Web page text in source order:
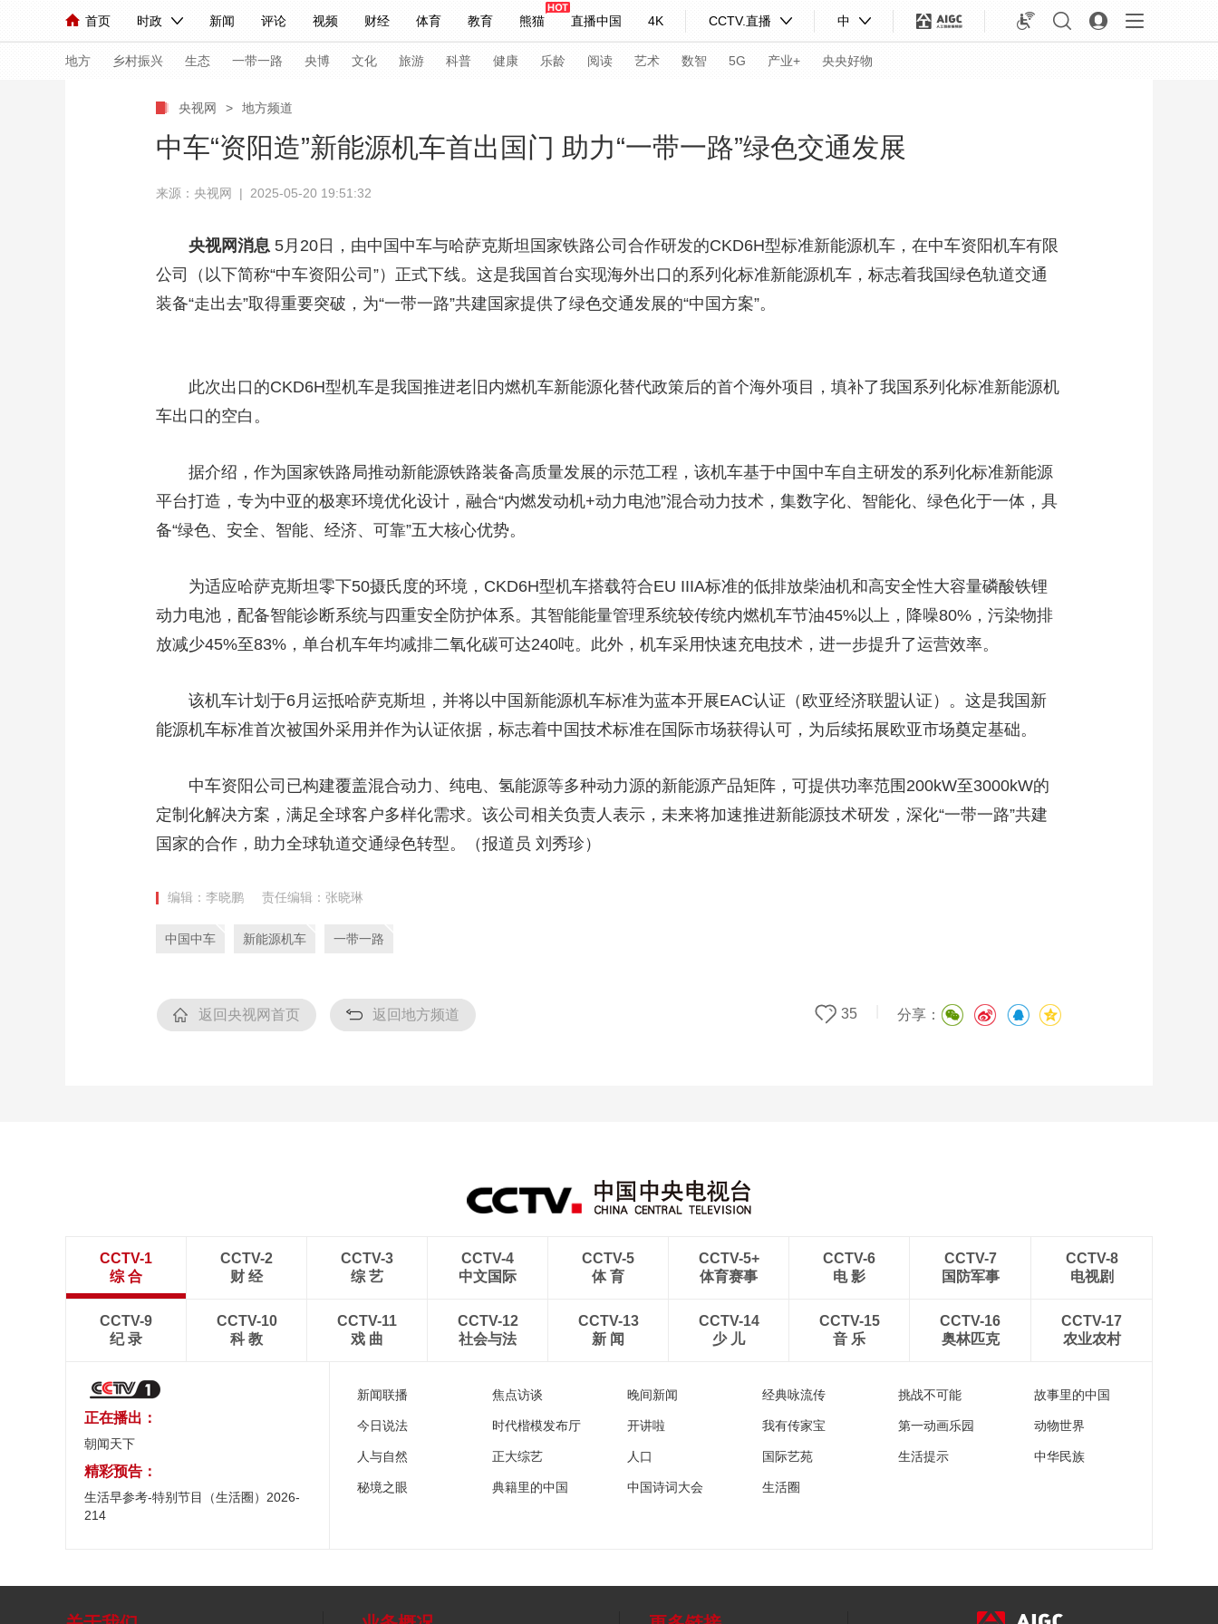
首页 时政 新闻 评论 视频 财经 体育 教育 熊猫 直播中国 4K CCTV.直播 中
人民领袖习近平 联播+ 中国领导人 央视快评 习式妙语 热解读 天天学习
直播 栏目大全 节目单 听音 微视频 主持人 下载央视影音
海外频道 iPanda English Монгол
地方 乡村振兴 生态 一带一路 央博 文化 旅游 科普 健康 乐龄 阅读 艺术 数智 5G 产业+ 央央好物
联播+ 热解读 天天学习 习式妙语 央视快评 央视网评 光华锐评 锋面
小央视频 小央直播 直播中国 熊猫频道 VR/AR 4K专区 全景新闻
前线 比划 快看 蓝海中国 新兵请入列 人生第一次 人生第二次
CCTV奥林匹克频道 生活体育大会 体育江湖 文化体育 冰雪道路 足球道路
大国展会 大国保险 云顶对话 云起 超级工厂 智敬中国 全民健康 颜选攻略 海洋 时尚 天气 才艺 网展 央央好物
直播 节目单 栏目 片库 热播榜 总台企业白名单
央视网 > 地方频道
中车“资阳造”新能源机车首出国门 助力“一带一路”绿色交通发展
来源：央视网 | 2025-05-20 19:51:32
央视网消息 5月20日，由中国中车与哈萨克斯坦国家铁路公司合作研发的CKD6H型标准新能源机车，在中车资阳机车有限
公司（以下简称“中车资阳公司”）正式下线。这是我国首台实现海外出口的系列化标准新能源机车，标志着我国绿色轨道交通
装备“走出去”取得重要突破，为“一带一路”共建国家提供了绿色交通发展的“中国方案”。
此次出口的CKD6H型机车是我国推进老旧内燃机车新能源化替代政策后的首个海外项目，填补了我国系列化标准新能源机
车出口的空白。
据介绍，作为国家铁路局推动新能源铁路装备高质量发展的示范工程，该机车基于中国中车自主研发的系列化标准新能源
平台打造，专为中亚的极寒环境优化设计，融合“内燃发动机+动力电池”混合动力技术，集数字化、智能化、绿色化于一体，具
备“绿色、安全、智能、经济、可靠”五大核心优势。
为适应哈萨克斯坦零下50摄氏度的环境，CKD6H型机车搭载符合EU IIIA标准的低排放柴油机和高安全性大容量磷酸铁锂
动力电池，配备智能诊断系统与四重安全防护体系。其智能能量管理系统较传统内燃机车节油45%以上，降噪80%，污染物排
放减少45%至83%，单台机车年均减排二氧化碳可达240吨。此外，机车采用快速充电技术，进一步提升了运营效率。
该机车计划于6月运抵哈萨克斯坦，并将以中国新能源机车标准为蓝本开展EAC认证（欧亚经济联盟认证）。这是我国新
能源机车标准首次被国外采用并作为认证依据，标志着中国技术标准在国际市场获得认可，为后续拓展欧亚市场奠定基础。
中车资阳公司已构建覆盖混合动力、纯电、氢能源等多种动力源的新能源产品矩阵，可提供功率范围200kW至3000kW的
定制化解决方案，满足全球客户多样化需求。该公司相关负责人表示，未来将加速推进新能源技术研发，深化“一带一路”共建
国家的合作，助力全球轨道交通绿色转型。（报道员 刘秀珍）
编辑：李晓鹏 责任编辑：张晓琳
中国中车 新能源机车 一带一路
返回央视网首页 返回地方频道 分享：
35
CCTV-1
综 合
CCTV-2
财 经
CCTV-3
综 艺
CCTV-4
中文国际
CCTV-5
体 育
CCTV-5+
体育赛事
CCTV-6
电 影
CCTV-7
国防军事
CCTV-8
电视剧
CCTV-9
纪 录
CCTV-10
科 教
CCTV-11
戏 曲
CCTV-12
社会与法
CCTV-13
新 闻
CCTV-14
少 儿
CCTV-15
音 乐
CCTV-16
奥林匹克
CCTV-17
农业农村
正在播出：
朝闻天下
精彩预告：
生活早参考-特别节目（生活圈）2026-
214
新闻联播 焦点访谈 晚间新闻 经典咏流传 挑战不可能 故事里的中国
今日说法 时代楷模发布厅 开讲啦 我有传家宝 第一动画乐园 动物世界
人与自然 正大综艺 人口 国际艺苑 生活提示 中华民族
秘境之眼 典籍里的中国 中国诗词大会 生活圈